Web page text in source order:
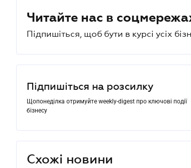
Читайте нас в
Підпишіться, щоб бути в курсі усіх
Підпишіться на розсилку
Щопонеділка отримуйте weekly-digest про ключові події
бізнесу
Схожі новини